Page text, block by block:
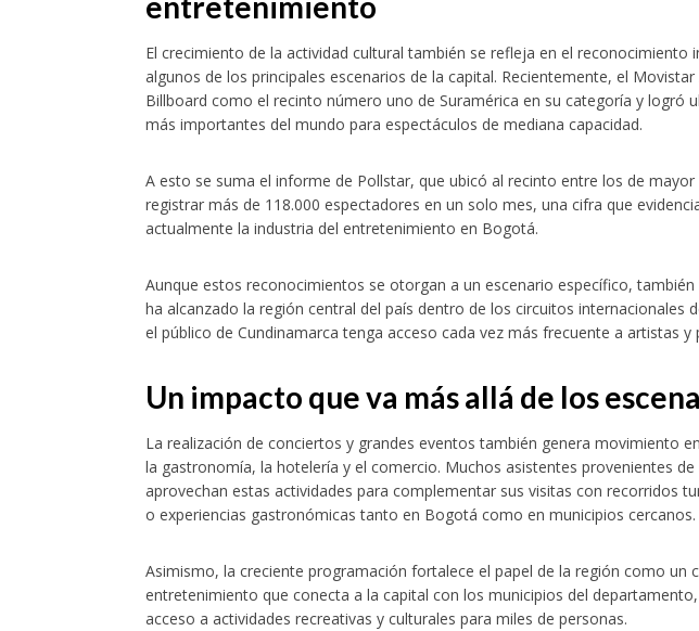
El crecimiento de la actividad cultural también se refleja en el reconocimiento
algunos de los principales escenarios de la capital. Recientemente, el
Billboard como el recinto número uno de Suramérica en su categoría y logró
más importantes del mundo para espectáculos de mediana capacidad.
A esto se suma el informe de Pollstar, que ubicó al recinto entre los de
registrar más de 118.000 espectadores en un solo mes, una cifra que
actualmente la industria del entretenimiento en Bogotá.
Aunque estos reconocimientos se otorgan a un escenario específico,
ha alcanzado la región central del país dentro de los circuitos internacionales
el público de Cundinamarca tenga acceso cada vez más frecuente a artistas
Un impacto que va más allá de los
La realización de conciertos y grandes eventos también genera movimiento
la gastronomía, la hotelería y el comercio. Muchos asistentes provenientes
aprovechan estas actividades para complementar sus visitas con recorridos
o experiencias gastronómicas tanto en Bogotá como en municipios cercanos.
Asimismo, la creciente programación fortalece el papel de la región como un
entretenimiento que conecta a la capital con los municipios del
acceso a actividades recreativas y culturales para miles de personas.